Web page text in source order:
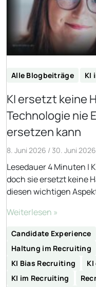
Alle Blogbeiträge KI
KI ersetzt keine
Technologie nie
ersetzen kann
8. Juni 2026 / 30. Juni 2026
Lesedauer 4 Minuten |
doch sie ersetzt keine
diesen wichtigen
Weiterlesen »
Candidate Experience
Haltung im Recruiting
KI Bias Recruiting
KI im Recruiting